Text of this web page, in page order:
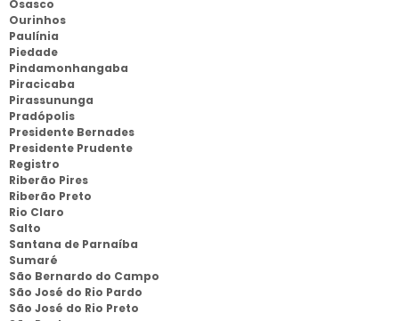
Osasco
Ourinhos
Paulínia
Piedade
Pindamonhangaba
Piracicaba
Pirassununga
Pradópolis
Presidente Bernades
Presidente Prudente
Registro
Riberão Pires
Riberão Preto
Rio Claro
Salto
Santana de Parnaíba
Sumaré
São Bernardo do Campo
São José do Rio Pardo
São José do Rio Preto